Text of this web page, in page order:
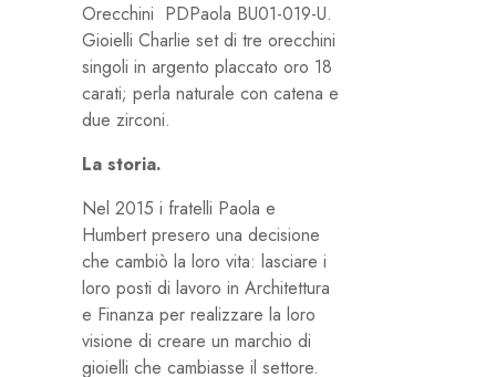
Orecchini PDPaola BU01-019-U.
Gioielli Charlie set di tre orecchini
singoli in argento placcato oro 18
carati; perla naturale con catena e
due zirconi.
La storia.
Nel 2015 i fratelli Paola e
Humbert presero una decisione
che cambiò la loro vita: lasciare i
loro posti di lavoro in Architettura
e Finanza per realizzare la loro
visione di creare un marchio di
gioielli che cambiasse il settore.